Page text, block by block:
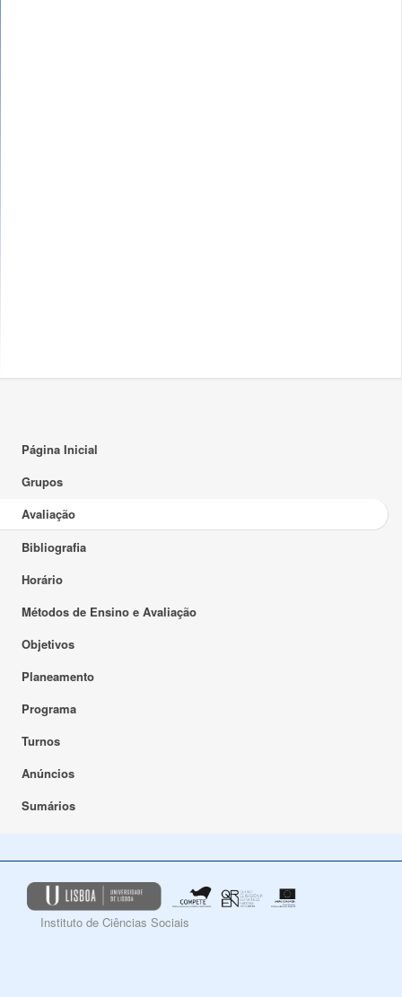
Página Inicial
Grupos
Avaliação
Bibliografia
Horário
Métodos de Ensino e Avaliação
Objetivos
Planeamento
Programa
Turnos
Anúncios
Sumários
Instituto de Ciências Sociais